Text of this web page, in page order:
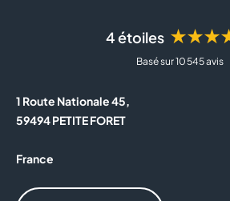
4 étoiles
Basé sur 10 545 avis
1 Route Nationale 45,
59494 PETITE FORET
France